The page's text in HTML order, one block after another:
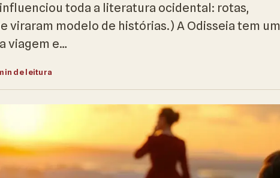
toda a literatura ocidental: rotas,
viraram modelo de histórias.) A Odisseia tem um
viagem e…
de leitura